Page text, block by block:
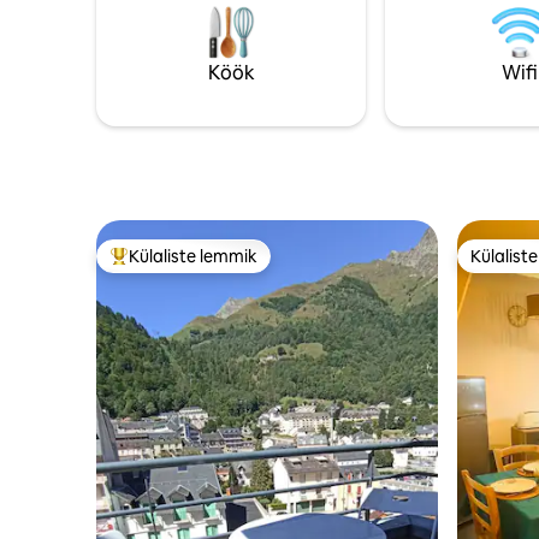
lac et Balnéa ,centre balnéo ludique avec
ses bains et ses soins à la carte).
ainult
ei ole
Köök Wifi
Külaliste suur lemmik
Külaliste lemmik